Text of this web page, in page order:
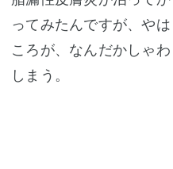
ってみたんですが、や
ころが、なんだかしゃ
しまう。